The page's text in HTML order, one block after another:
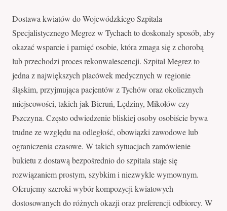
Dostawa kwiatów do Wojewódzkiego Szpitala
Specjalistycznego Megrez w Tychach to doskonały sposób, aby
okazać wsparcie i pamięć osobie, która zmaga się z chorobą
lub przechodzi proces rekonwalescencji. Szpital Megrez to
jedna z największych placówek medycznych w regionie
śląskim, przyjmująca pacjentów z Tychów oraz okolicznych
miejscowości, takich jak Bieruń, Lędziny, Mikołów czy
Pszczyna. Często odwiedzenie bliskiej osoby osobiście bywa
trudne ze względu na odległość, obowiązki zawodowe lub
ograniczenia czasowe. W takich sytuacjach zamówienie
bukietu z dostawą bezpośrednio do szpitala staje się
rozwiązaniem prostym, szybkim i niezwykle wymownym.
Oferujemy szeroki wybór kompozycji kwiatowych
dostosowanych do różnych okazji oraz preferencji odbiorcy. W